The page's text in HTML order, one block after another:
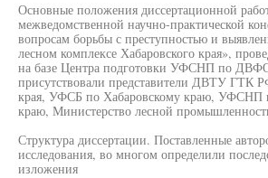
Основные положения диссертационной
межведомственной научно-практической
вопросам борьбы с преступностью и
лесном комплексе Хабаровского края»,
на базе Центра подготовки УФСНП по
присутствовали представители ДВТУ ГТК
края, УФСБ по Хабаровскому краю, УФСНП
краю, Министерство лесной
Структура диссертации. Поставленные
исследования, во многом определили
изложения